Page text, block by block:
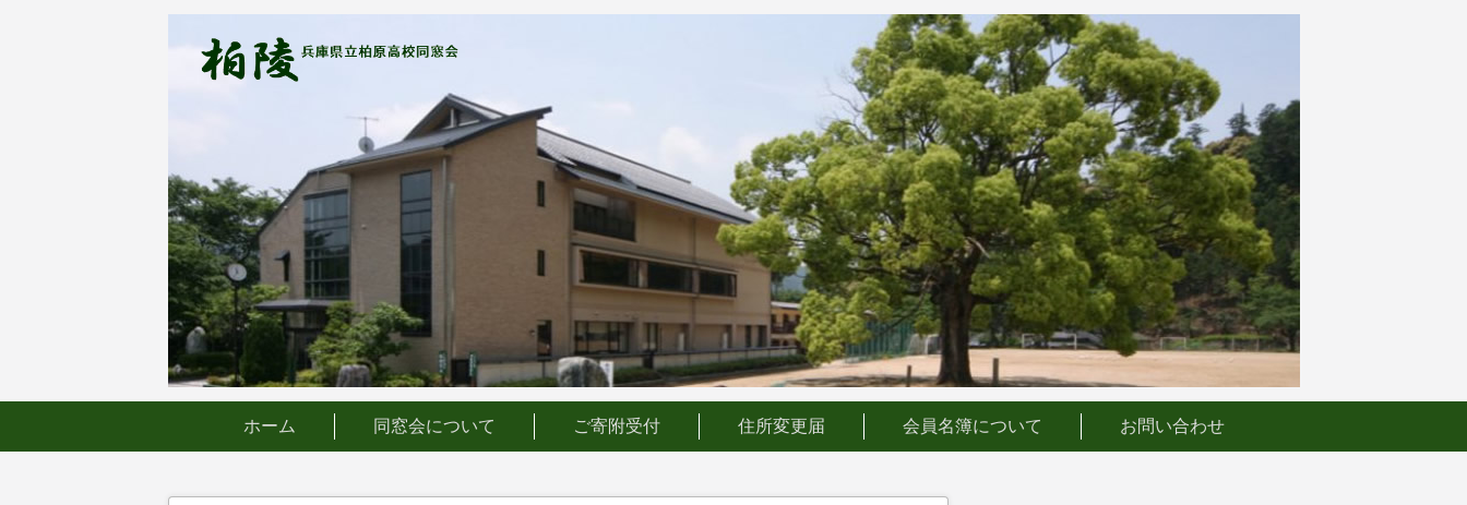
ス
キ
ッ
プ
ホーム 同窓会について ご寄附受付 住所変更届 会員名簿について お問い合わせ